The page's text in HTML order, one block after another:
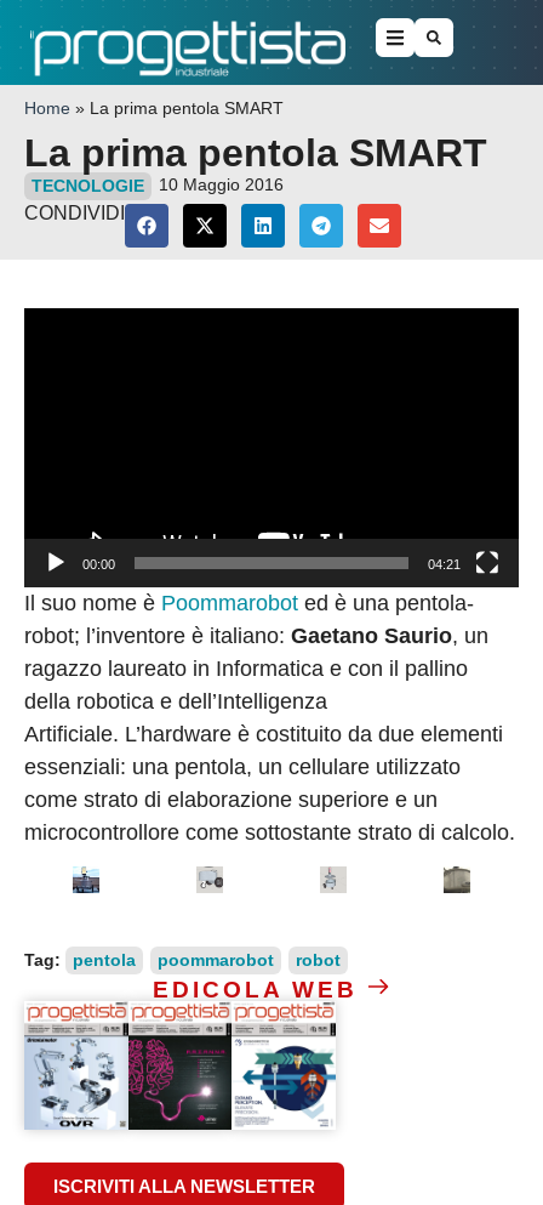
Home » La prima pentola SMART
La prima pentola SMART
TECNOLOGIE 10 Maggio 2016
CONDIVIDI
00:00 04:21
Il suo nome è Poommarobot ed è una pentola-
robot; l’inventore è italiano: Gaetano Saurio, un
ragazzo laureato in Informatica e con il pallino
della robotica e dell’Intelligenza
Artificiale. L’hardware è costituito da due elementi
essenziali: una pentola, un cellulare utilizzato
come strato di elaborazione superiore e un
microcontrollore come sottostante strato di calcolo.
Tag: pentola poommarobot robot
EDICOLA WEB
ISCRIVITI ALLA NEWSLETTER